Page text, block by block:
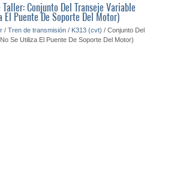
Conjunto Del Transeje Variable
Puente De Soporte Del Motor)
/ Tren de transmisión / K313 (cvt) / Conjunto Del
Se Utiliza El Puente De Soporte Del Motor)